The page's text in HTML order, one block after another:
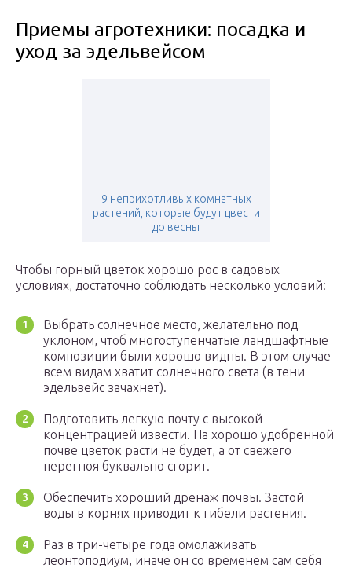
Приемы агротехники: посадка и
уход за эдельвейсом
9 неприхотливых комнатных
растений, которые будут цвести
до весны
Чтобы горный цветок хорошо рос в садовых
условиях, достаточно соблюдать несколько условий:
Выбрать солнечное место, желательно под
уклоном, чтоб многоступенчатые ландшафтные
композиции были хорошо видны. В этом случае
всем видам хватит солнечного света (в тени
эдельвейс зачахнет).
Подготовить легкую почту с высокой
концентрацией извести. На хорошо удобренной
почве цветок расти не будет, а от свежего
перегноя буквально сгорит.
Обеспечить хороший дренаж почвы. Застой
воды в корнях приводит к гибели растения.
Раз в три-четыре года омолаживать
леонтоподиум, иначе он со временем сам себя